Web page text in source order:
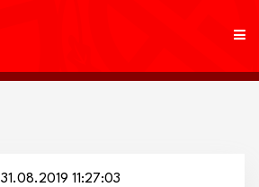
31.08.2019 11:27:03